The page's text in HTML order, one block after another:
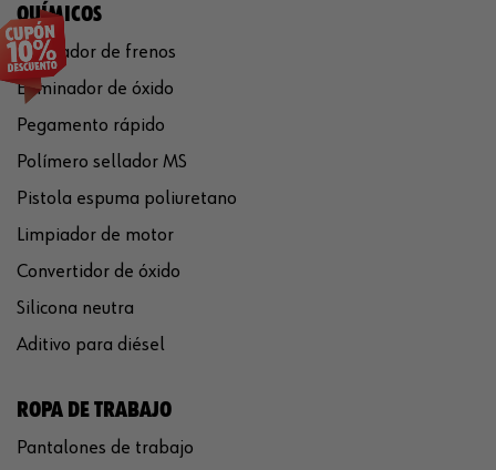
QUÍMICOS
Limpiador de frenos
Eliminador de óxido
Pegamento rápido
Polímero sellador MS
Pistola espuma poliuretano
Limpiador de motor
Convertidor de óxido
Silicona neutra
Aditivo para diésel
ROPA DE TRABAJO
Pantalones de trabajo